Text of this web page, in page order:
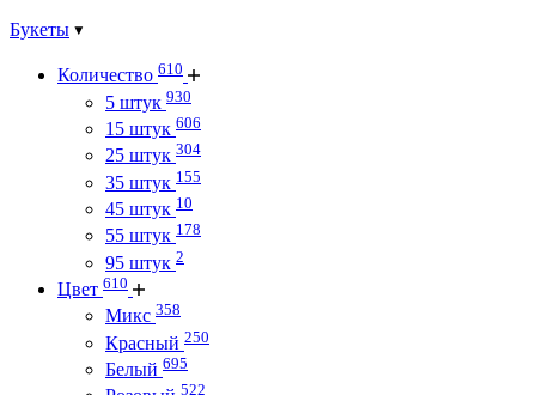
Букеты
Количество 610
5 штук 930
15 штук 606
25 штук 304
35 штук 155
45 штук 10
55 штук 178
95 штук 2
Цвет 610
Микс 358
Красный 250
Белый 695
522